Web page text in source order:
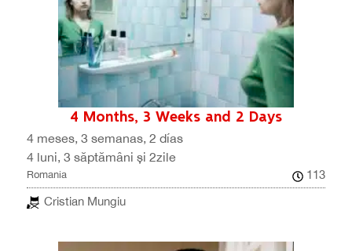
4 Months, 3 Weeks and 2 Days
4 meses, 3 semanas, 2 días
4 luni, 3 săptămâni și 2zile
Romania
113
Cristian Mungiu